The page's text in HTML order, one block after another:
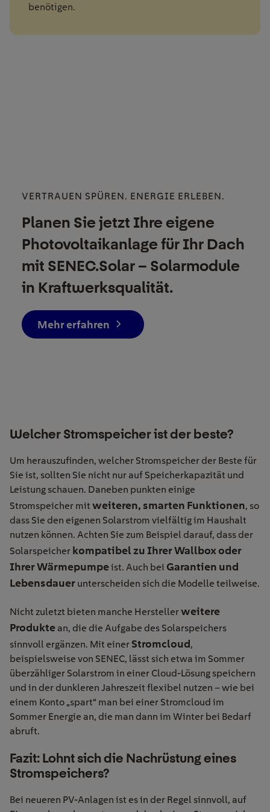
benötigen.
VERTRAUEN SPÜREN. ENERGIE ERLEBEN.
Planen Sie jetzt Ihre eigene
Photovoltaikanlage für Ihr Dach
mit SENEC.Solar – Solarmodule
in Kraftwerksqualität.
Mehr erfahren
Welcher Stromspeicher ist der beste?
Um herauszufinden, welcher Stromspeicher der Beste für
Sie ist, sollten Sie nicht nur auf Speicherkapazität und
Leistung schauen. Daneben punkten einige
Stromspeicher mit weiteren, smarten Funktionen, so
dass Sie den eigenen Solarstrom vielfältig im Haushalt
nutzen können. Achten Sie zum Beispiel darauf, dass der
Solarspeicher kompatibel zu Ihrer Wallbox oder
Ihrer Wärmepumpeist. Auch bei Garantien und
Lebensdauer unterscheiden sich die Modelle teilweise.
Nicht zuletzt bieten manche Herstellerweitere
Produkte an, die die Aufgabe des Solarspeichers
sinnvoll ergänzen. Mit einer Stromcloud,
beispielsweise von SENEC, lässt sich etwa im Sommer
überzähliger Solarstrom in einer Cloud-Lösung speichern
und in der dunkleren Jahreszeit flexibel nutzen – wie bei
einem Konto „spart“ man bei einer Stromcloud im
Sommer Energie an, die man dann im Winter bei Bedarf
abruft.
Fazit: Lohnt sich die Nachrüstung eines
Stromspeichers?
Bei neueren PV-Anlagen ist es in der Regel sinnvoll, auf